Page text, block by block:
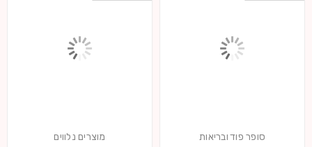
סופר פוד ובריאות מוצרים נלווים